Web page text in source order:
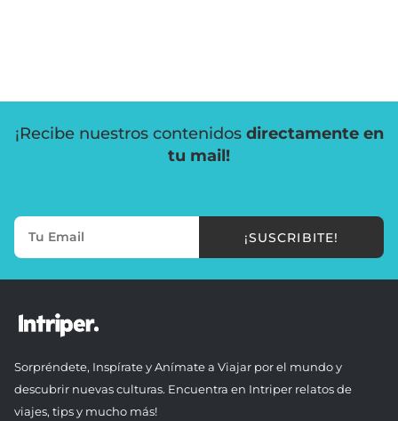
¡Recibe nuestros contenidos directamente en
tu mail!
¡SUSCRIBITE!
Sorpréndete, Inspírate y Anímate a Viajar por el mundo y
descubrir nuevas culturas. Encuentra en Intriper relatos de
viajes, tips y mucho más!